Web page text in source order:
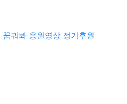
꿈꿔봐 응원영상 정기후원